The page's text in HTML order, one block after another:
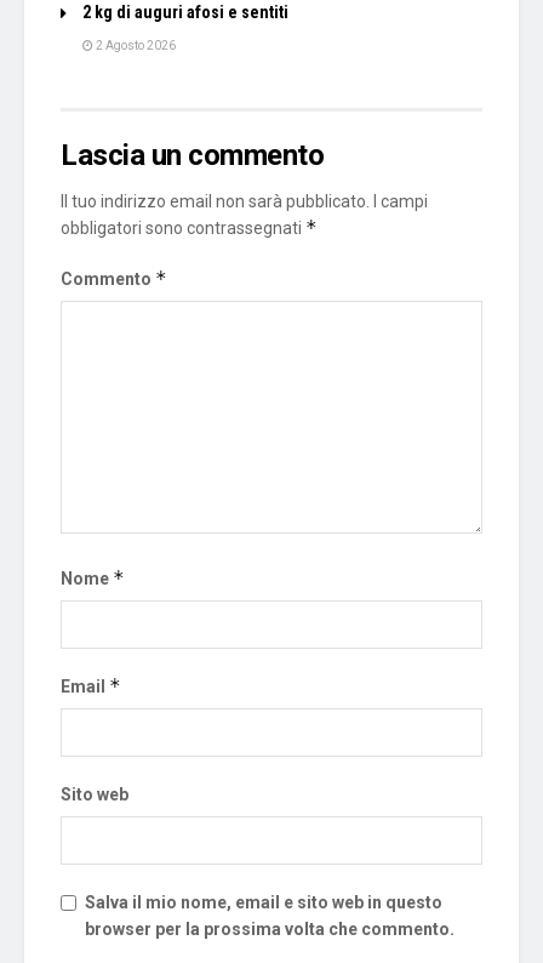
2 kg di auguri afosi e sentiti
2 Agosto 2026
Lascia un commento
Il tuo indirizzo email non sarà pubblicato.
I campi
obbligatori sono contrassegnati *
Commento *
Nome *
Email *
Sito web
Salva il mio nome, email e sito web in questo
browser per la prossima volta che commento.